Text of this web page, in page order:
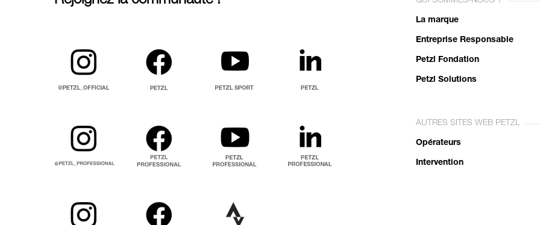
La marque
Entreprise Responsable
Petzl Fondation
Petzl Solutions
AUTRES SITES WEB PETZL
Opérateurs
Intervention